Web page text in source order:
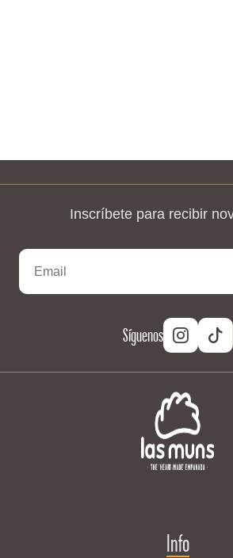
Inscríbete para recibir
Síguenos
Info